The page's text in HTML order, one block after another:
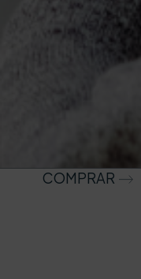
COMPRAR